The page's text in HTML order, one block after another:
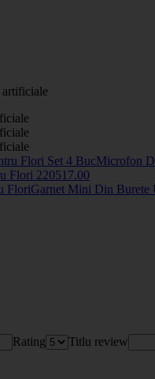
Microfon
Flori 220517.00
Garnet Mini Din Burete
Rating Titlu review